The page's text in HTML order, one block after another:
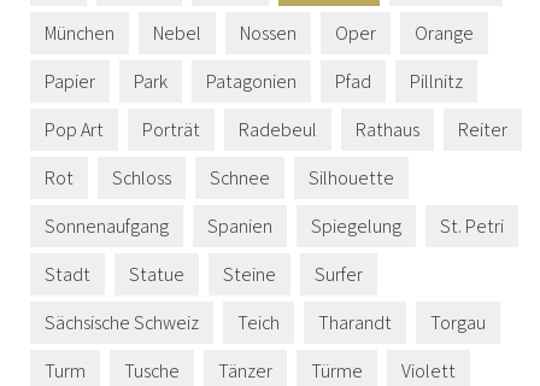
München
Nebel Nossen Oper
Orange
Papier
Park Patagonien Pfad
Pillnitz
Pop Art
Porträt Radebeul Rathaus
Reiter
Rot
Schloss Schnee
Silhouette
Sonnenaufgang
Spanien Spiegelung
St. Petri
Stadt
Statue Steine
Surfer
Sächsische Schweiz
Teich Tharandt
Torgau
Turm
Tusche Tänzer Türme
Violett